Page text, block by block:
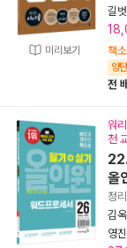
미리보기
길벗
책
양
전
워
천
올
정
김
영